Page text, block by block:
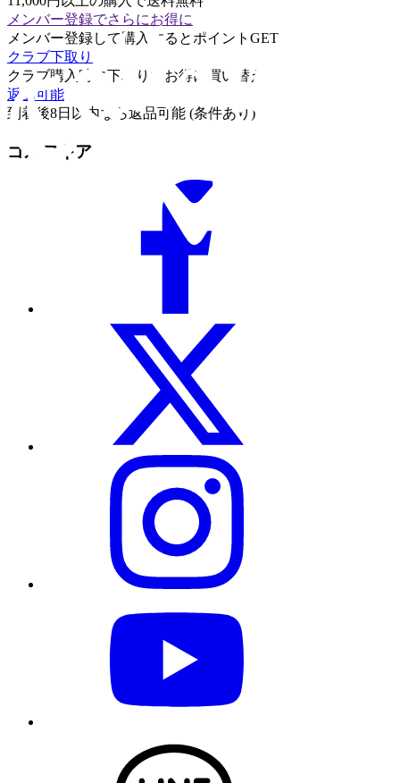
メンバー登録でさらにお得に
メンバー登録して購入するとポイントGET
クラブ下取り
クラブ購入時に下取りでお得に買い替え
返品可能
到着後8日以内なら返品可能 (条件あり)
ゴルフギア